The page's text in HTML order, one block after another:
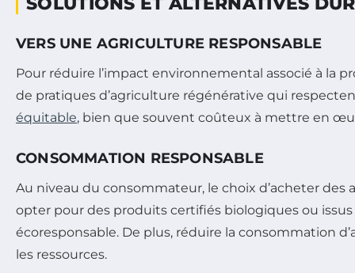
VERS UNE AGRICULTURE RESPONSABLE
Pour réduire l’impact environnemental associé à la
de pratiques d’agriculture régénérative qui
équitable, bien que souvent coûteux à mettre en
CONSOMMATION RESPONSABLE
Au niveau du consommateur, le choix d’acheter
opter pour des produits certifiés biologiques ou
écoresponsable. De plus, réduire la consommation
les ressources.